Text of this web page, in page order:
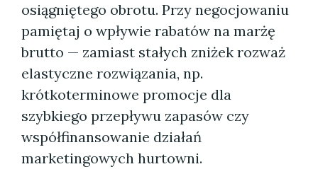
osiągniętego obrotu. Przy negocjowaniu
pamiętaj o wpływie rabatów na marżę
brutto — zamiast stałych zniżek rozważ
elastyczne rozwiązania, np.
krótkoterminowe promocje dla
szybkiego przepływu zapasów czy
współfinansowanie działań
marketingowych hurtowni.